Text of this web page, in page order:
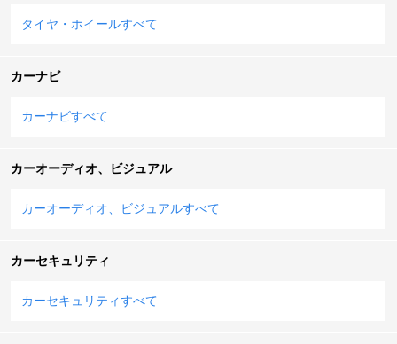
タイヤ・ホイールすべて
カーナビ
カーナビすべて
カーオーディオ、ビジュアル
カーオーディオ、ビジュアルすべて
カーセキュリティ
カーセキュリティすべて